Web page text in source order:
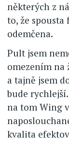
některých z
to, že
odemčena.
Pult jsem
omezením na
a tajně jsem
bude
na tom Wing
kvalita